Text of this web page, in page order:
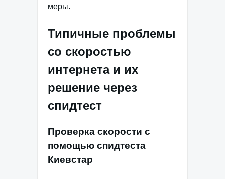
меры.
Типичные проблемы
со скоростью
интернета и их
решение через
спидтест
Проверка скорости с
помощью спидтеста
Киевстар